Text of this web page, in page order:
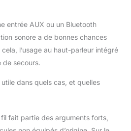
l'écran CarPlay. De
plus, grâce au contrôle
oogle Assistant, vous
pouvez facilement
navigation, lire de la
toucher l'écran CarPlay
voiture, ce qui améliore
entrée AUX ou un Bluetooth
sonore a de bonnes chances
l’usage au haut-parleur intégré
de secours.
dans quels cas, et quelles
fait partie des arguments forts,